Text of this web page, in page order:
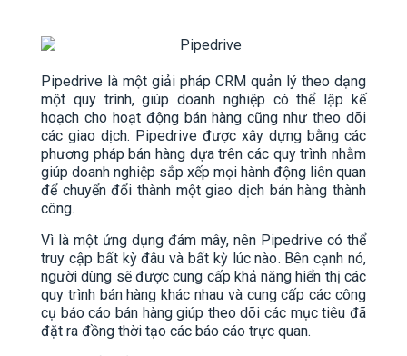
Pipedrive là một giải pháp CRM quản lý theo dạng
một quy trình, giúp doanh nghiệp có thể lập kế
hoạch cho hoạt động bán hàng cũng như theo dõi
các giao dịch. Pipedrive được xây dựng bằng các
phương pháp bán hàng dựa trên các quy trình nhằm
giúp doanh nghiệp sắp xếp mọi hành động liên quan
để chuyển đổi thành một giao dịch bán hàng thành
công.
Vì là một ứng dụng đám mây, nên Pipedrive có thể
truy cập bất kỳ đâu và bất kỳ lúc nào. Bên cạnh nó,
người dùng sẽ được cung cấp khả năng hiển thị các
quy trình bán hàng khác nhau và cung cấp các công
cụ báo cáo bán hàng giúp theo dõi các mục tiêu đã
đặt ra đồng thời tạo các báo cáo trực quan.